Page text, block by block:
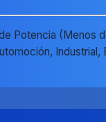
Potencia